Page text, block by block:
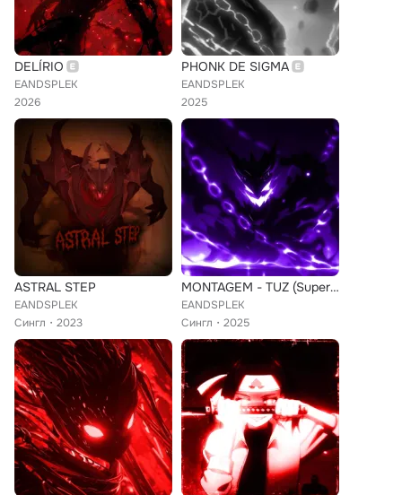
DELÍRIO
EANDSPLEK
2026
PHONK DE SIGMA
EANDSPLEK
2025
ASTRAL STEP
EANDSPLEK
Сингл
2023
MONTAGEM - TUZ (Super slowed)
EANDSPLEK
Сингл
2025